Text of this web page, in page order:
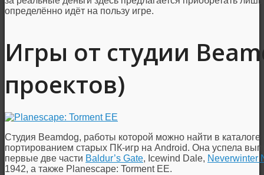
определённо идёт на пользу игре.
Игры от студии
проектов)
Студия Beamdog, работы которой можно найти в
портированием старых ПК-игр на Android. Она успела
первые две части Baldur’s Gate, Icewind Dale, Neverwinter
1942, а также Planescape: Torment EE.